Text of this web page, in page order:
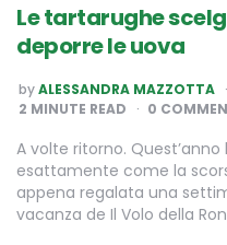
Le tartarughe
deporre le uova
POSTED
BY
byALESSANDRA MAZZOTTA
2 MINUTE READ 0
A volte ritorno.
esattamente come la
appena regalata una
vacanza de Il Volo della